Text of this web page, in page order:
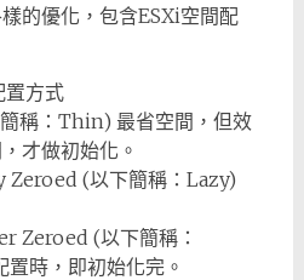
的優化，包含ESXi空間配
置方式
稱：Thin) 最省空間，但效
才做初始化。
(以下簡稱：Lazy)
Zeroed (以下簡稱：
時，即初始化完。